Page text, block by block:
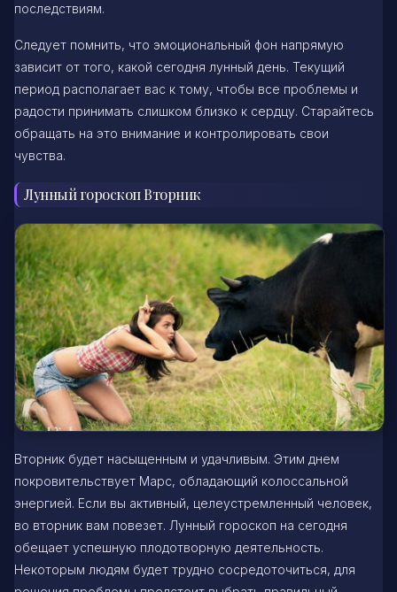
последствиям.
Следует помнить, что эмоциональный фон напрямую
зависит от того, какой сегодня лунный день. Текущий
период располагает вас к тому, чтобы все проблемы и
радости принимать слишком близко к сердцу. Старайтесь
обращать на это внимание и контролировать свои
чувства.
Лунный гороскоп Вторник
Вторник будет насыщенным и удачливым. Этим днем
покровительствует Марс, обладающий колоссальной
энергией. Если вы активный, целеустремленный человек,
во вторник вам повезет. Лунный гороскоп на сегодня
обещает успешную плодотворную деятельность.
Некоторым людям будет трудно сосредоточиться, для